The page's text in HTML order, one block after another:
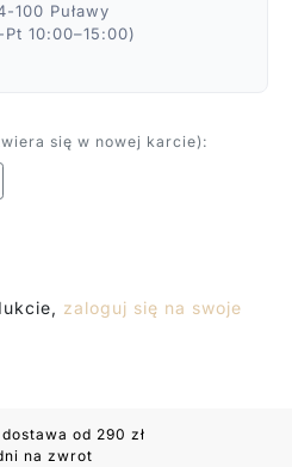
100 Puławy
Pt 10:00–15:00)
się w nowej karcie):
zaloguj się na swoje
od 290 zł
na zwrot